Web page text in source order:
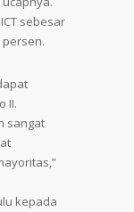
sebesar
persen.
II.
sangat
kepada